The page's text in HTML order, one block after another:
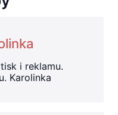
i reklamu.
Karolinka